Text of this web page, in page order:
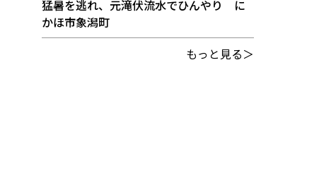
猛暑を逃れ、元滝伏流水でひんやり に
かほ市象潟町
もっと見る＞